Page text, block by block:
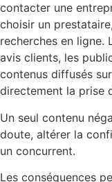
contacter une
choisir un
recherches en ligne.
avis clients, les
contenus diffusés
directement la prise
Un seul contenu
doute, altérer la
un concurrent.
Les conséquences